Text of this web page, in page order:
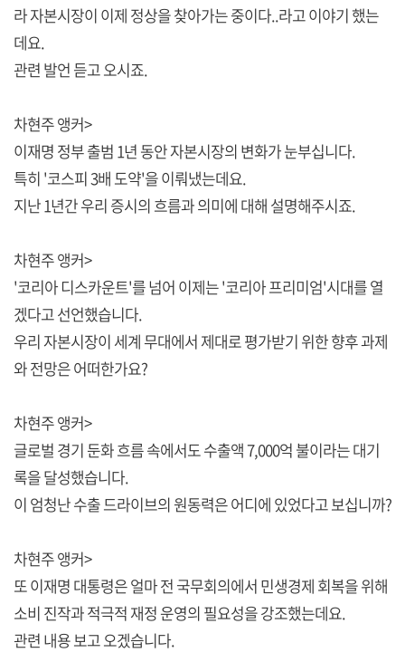
라 자본시장이 이제 정상을 찾아가는 중이다..라고 이야기 했는
데요.
관련 발언 듣고 오시죠.
차현주 앵커>
이재명 정부 출범 1년 동안 자본시장의 변화가 눈부십니다.
특히 '코스피 3배 도약'을 이뤄냈는데요.
지난 1년간 우리 증시의 흐름과 의미에 대해 설명해주시죠.
차현주 앵커>
'코리아 디스카운트'를 넘어 이제는 '코리아 프리미엄'시대를 열
겠다고 선언했습니다.
우리 자본시장이 세계 무대에서 제대로 평가받기 위한 향후 과제
와 전망은 어떠한가요?
차현주 앵커>
글로벌 경기 둔화 흐름 속에서도 수출액 7,000억 불이라는 대기
록을 달성했습니다.
이 엄청난 수출 드라이브의 원동력은 어디에 있었다고 보십니까?
차현주 앵커>
또 이재명 대통령은 얼마 전 국무회의에서 민생경제 회복을 위해
소비 진작과 적극적 재정 운영의 필요성을 강조했는데요.
관련 내용 보고 오겠습니다.